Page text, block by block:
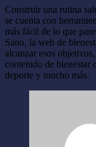
Construir una rutina
se cuenta con
más fácil de lo que
Sano, la web de
alcanzar esos
contenido de bienestar
deporte y mucho más.